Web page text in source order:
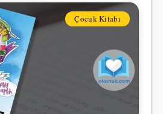
Çocuk Kitabı